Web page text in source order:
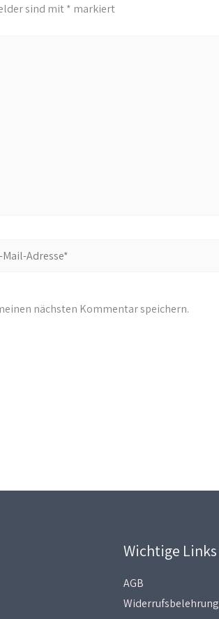
sind mit* markiert
nächsten Kommentar speichern.
Wichtige Links
AGB
Widerrufsbelehrung